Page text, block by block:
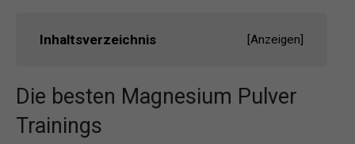
Inhaltsverzeichnis [Anzeigen]
Die besten Magnesium Pulver
Trainings